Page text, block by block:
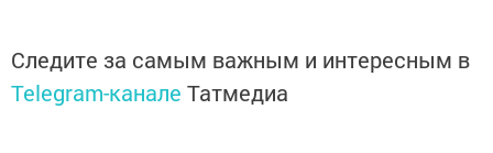
Следите за самым важным и интересным в
Telegram-канале Татмедиа